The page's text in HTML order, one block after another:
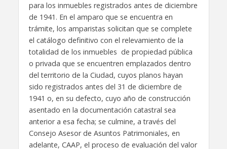
para los inmuebles registrados antes de diciembre
de 1941. En el amparo que se encuentra en
trámite, los amparistas solicitan que se complete
el catálogo definitivo con el relevamiento de la
totalidad de los inmuebles de propiedad pública
o privada que se encuentren emplazados dentro
del territorio de la Ciudad, cuyos planos hayan
sido registrados antes del 31 de diciembre de
1941 o, en su defecto, cuyo año de construcción
asentado en la documentación catastral sea
anterior a esa fecha; se culmine, a través del
Consejo Asesor de Asuntos Patrimoniales, en
adelante, CAAP, el proceso de evaluación del valor